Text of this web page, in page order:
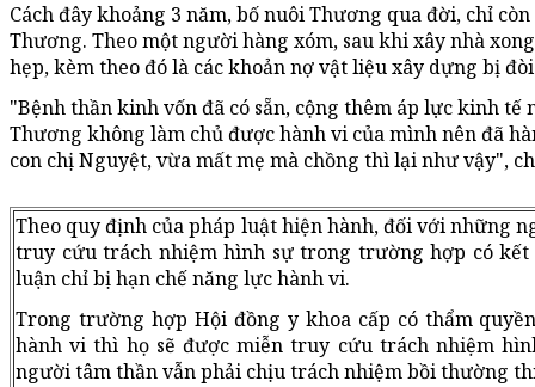
Cách đây khoảng 3 năm, bố nuôi Thương qua đời, chỉ
Thương. Theo một người hàng xóm, sau khi xây nhà
hẹp, kèm theo đó là các khoản nợ vật liệu xây dựng bị
"Bệnh thần kinh vốn đã có sẵn, cộng thêm áp lực kinh
Thương không làm chủ được hành vi của mình nên đã
con chị Nguyệt, vừa mất mẹ mà chồng thì lại như vậy",
Theo quy định của pháp luật hiện hành, đối với những
truy cứu trách nhiệm hình sự trong trường hợp có
luận chỉ bị hạn chế năng lực hành vi.
Trong trường hợp Hội đồng y khoa cấp có thẩm
hành vi thì họ sẽ được miễn truy cứu trách nhiệm
người tâm thần vẫn phải chịu trách nhiệm bồi thường